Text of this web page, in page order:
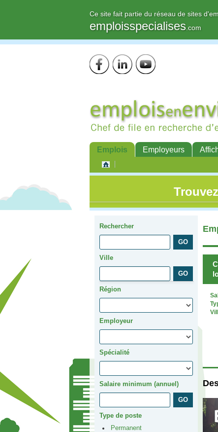
Ce site fait partie du réseau de sites
emploisspecialises .com
Emplois Employeurs
Rechercher
Ville
Région
Employeur
Spécialité
Salaire minimum (annuel)
Type de poste
Permanent